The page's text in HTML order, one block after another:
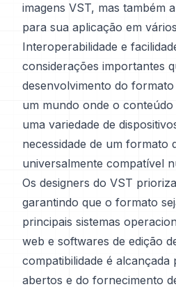
imagens VST, mas também
para sua aplicação em
Interoperabilidade e
considerações importantes
desenvolvimento do formato
um mundo onde o conteúdo
uma variedade de
necessidade de um formato
universalmente compatível
Os designers do VST
garantindo que o formato
principais sistemas
web e softwares de edição
compatibilidade é alcançada
abertos e do fornecimento